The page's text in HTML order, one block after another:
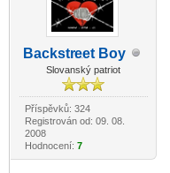
Backstreet Boy
Slovanský patriot
Příspěvků: 324
Registrován od: 09. 08.
2008
Hodnocení: 7